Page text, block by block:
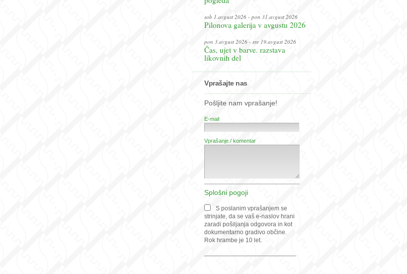
sob 1.avgust 2026 - pon 31.avgust 2026
Pilonova galerija v avgustu 2026
pon 3.avgust 2026 - sre 19.avgust 2026
Čas, ujet v barve. razstava
likovnih del
Vprašajte nas
Pošljite nam vprašanje!
E-mail
Vprašanje / komentar
Splošni pogoji
S poslanim vprašanjem se
strinjate, da se vaš e-naslov hrani
zaradi pošiljanja odgovora in kot
dokumentarno gradivo občine.
Rok hrambe je 10 let.